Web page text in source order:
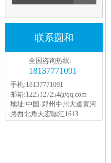
联系圆和
全国咨询热线:
18137771091
手机:18137771091
邮箱:1225127254@qq.com
地址:中国·郑州中州大道黄河
路西北角天宏咖汇1613